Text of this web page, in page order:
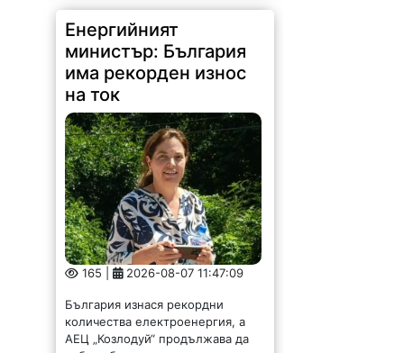
165 | 2026-08-07 11:47:09
България изнася рекордни
количества електроенергия, а
АЕЦ „Козлодуй“ продължава да
работи без затруднения въпреки
рекордно ниските нива на река
Дунав. Това заяви министърът на
енергетиката Ива Петрова в